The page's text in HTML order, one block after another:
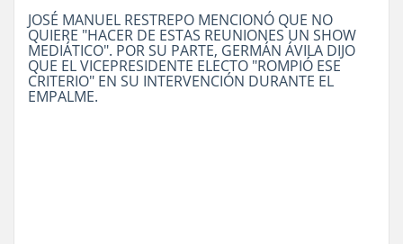
JOSÉ MANUEL RESTREPO MENCIONÓ QUE NO
QUIERE "HACER DE ESTAS REUNIONES UN SHOW
MEDIÁTICO". POR SU PARTE, GERMÁN ÁVILA DIJO
QUE EL VICEPRESIDENTE ELECTO "ROMPIÓ ESE
CRITERIO" EN SU INTERVENCIÓN DURANTE EL
EMPALME.